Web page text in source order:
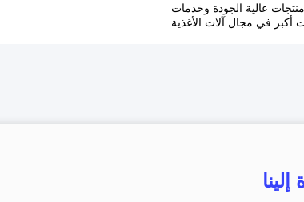
مع منتجات عالية الجودة وخدمات